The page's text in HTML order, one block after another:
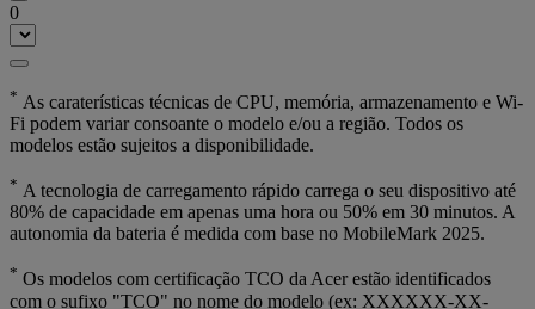
0
* As caraterísticas técnicas de CPU, memória, armazenamento e Wi-
Fi podem variar consoante o modelo e/ou a região. Todos os
modelos estão sujeitos a disponibilidade.
* A tecnologia de carregamento rápido carrega o seu dispositivo até
80% de capacidade em apenas uma hora ou 50% em 30 minutos. A
autonomia da bateria é medida com base no MobileMark 2025.
* Os modelos com certificação TCO da Acer estão identificados
com o sufixo "TCO" no nome do modelo (ex: XXXXXX-XX-